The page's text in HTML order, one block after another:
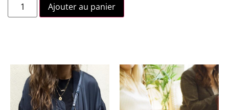
Ajouter au panier